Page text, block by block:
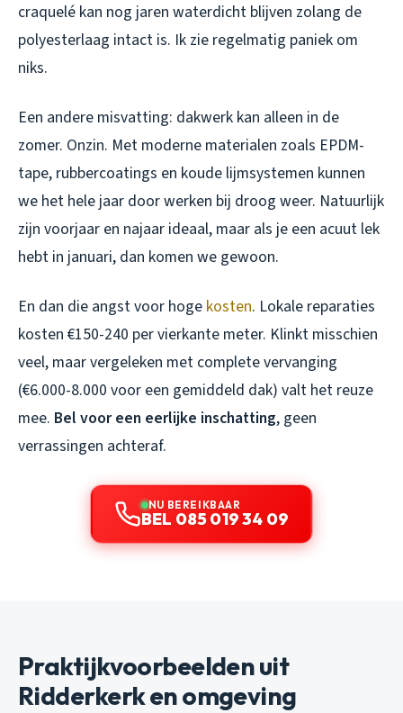
craquelé kan nog jaren waterdicht blijven zolang de
polyesterlaag intact is. Ik zie regelmatig paniek om
niks.
Een andere misvatting: dakwerk kan alleen in de
zomer. Onzin. Met moderne materialen zoals EPDM-
tape, rubbercoatings en koude lijmsystemen kunnen
we het hele jaar door werken bij droog weer. Natuurlijk
zijn voorjaar en najaar ideaal, maar als je een acuut lek
hebt in januari, dan komen we gewoon.
En dan die angst voor hoge kosten. Lokale reparaties
kosten €150-240 per vierkante meter. Klinkt misschien
veel, maar vergeleken met complete vervanging
(€6.000-8.000 voor een gemiddeld dak) valt het reuze
mee. Bel voor een eerlijke inschatting, geen
verrassingen achteraf.
NU BEREIKBAAR
BEL 085 019 34 09
Praktijkvoorbeelden uit
Ridderkerk en omgeving